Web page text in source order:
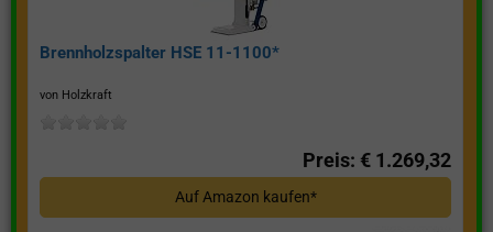
Brennholzspalter HSE 11-1100*
von Holzkraft
Preis: € 1.269,32
Auf Amazon kaufen*